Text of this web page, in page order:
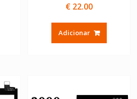
€ 22.00
Adicionar